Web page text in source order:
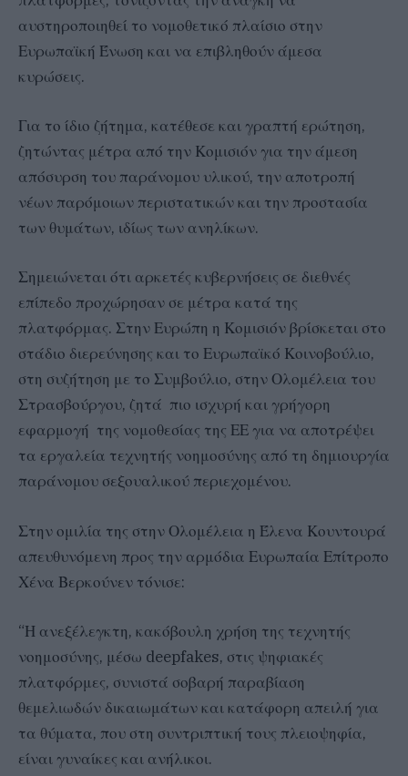
αυστηροποιηθεί το νομοθετικό πλαίσιο στην
Ευρωπαϊκή Ένωση και να επιβληθούν άμεσα
κυρώσεις.
Για το ίδιο ζήτημα, κατέθεσε και γραπτή ερώτηση,
ζητώντας μέτρα από την Κομισιόν για την άμεση
απόσυρση του παράνομου υλικού, την αποτροπή
νέων παρόμοιων περιστατικών και την προστασία
των θυμάτων, ιδίως των ανηλίκων.
Σημειώνεται ότι αρκετές κυβερνήσεις σε διεθνές
επίπεδο προχώρησαν σε μέτρα κατά της
πλατφόρμας. Στην Ευρώπη η Κομισιόν βρίσκεται στο
στάδιο διερεύνησης και το Ευρωπαϊκό Κοινοβούλιο,
στη συζήτηση με το Συμβούλιο, στην Ολομέλεια του
Στρασβούργου, ζητά πιο ισχυρή και γρήγορη
εφαρμογή της νομοθεσίας της ΕΕ για να αποτρέψει
τα εργαλεία τεχνητής νοημοσύνης από τη δημιουργία
παράνομου σεξουαλικού περιεχομένου.
Στην ομιλία της στην Ολομέλεια η Έλενα Κουντουρά
απευθυνόμενη προς την αρμόδια Ευρωπαία Επίτροπο
Χένα Βερκούνεν τόνισε:
“Η ανεξέλεγκτη, κακόβουλη χρήση της τεχνητής
νοημοσύνης, μέσω deepfakes, στις ψηφιακές
πλατφόρμες, συνιστά σοβαρή παραβίαση
θεμελιωδών δικαιωμάτων και κατάφορη απειλή για
τα θύματα, που στη συντριπτική τους πλειοψηφία,
είναι γυναίκες και ανήλικοι.